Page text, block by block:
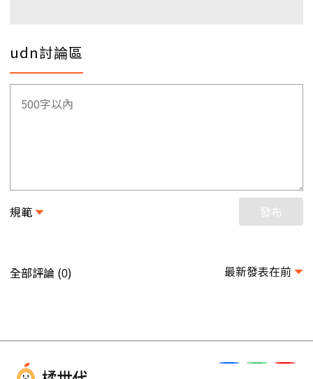
udn討論區
規範 發布
全部評論 (0) 最新發表在前